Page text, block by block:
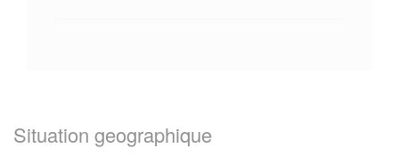
Situation geographique